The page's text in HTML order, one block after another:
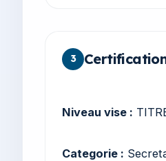
3
Niveau vise :
Categorie :